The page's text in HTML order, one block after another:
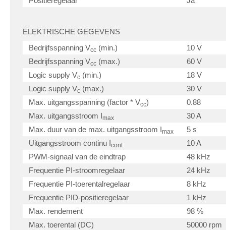
ELEKTRISCHE GEGEVENS
Bedrijfsspanning Vcc (min.)
10 V
Bedrijfsspanning Vcc (max.)
60 V
Logic supply Vc (min.)
18 V
Logic supply Vc (max.)
30 V
Max. uitgangsspanning (factor * Vcc)
0.88
Max. uitgangsstroom Imax
30 A
Max. duur van de max. uitgangsstroom Imax
5 s
Uitgangsstroom continu Icont
10 A
PWM-signaal van de eindtrap
48 kHz
Frequentie PI-stroomregelaar
24 kHz
Frequentie PI-toerentalregelaar
8 kHz
Frequentie PID-positieregelaar
1 kHz
Max. rendement
98 %
Max. toerental (DC)
50000 rpm